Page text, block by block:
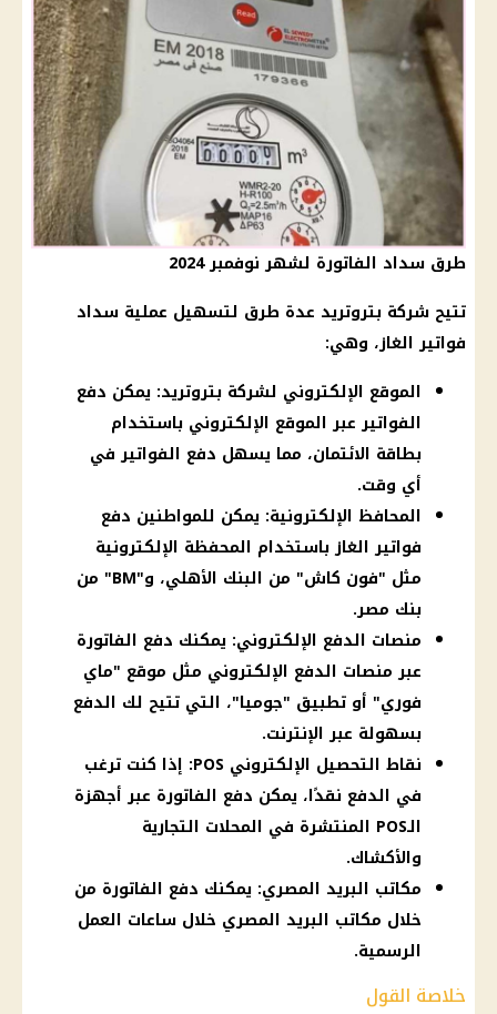
طرق سداد الفاتورة لشهر نوفمبر 2024
تتيح شركة بتروتريد عدة طرق لتسهيل عملية سداد
فواتير الغاز، وهي:
الموقع الإلكتروني لشركة بتروتريد: يمكن دفع
الفواتير عبر الموقع الإلكتروني باستخدام
بطاقة الائتمان، مما يسهل دفع الفواتير في
أي وقت.
المحافظ الإلكترونية: يمكن للمواطنين دفع
فواتير الغاز باستخدام المحفظة الإلكترونية
مثل "فون كاش" من البنك الأهلي، و"BM" من
بنك مصر.
منصات الدفع الإلكتروني: يمكنك دفع الفاتورة
عبر منصات الدفع الإلكتروني مثل موقع "ماي
فوري" أو تطبيق "جوميا"، التي تتيح لك الدفع
بسهولة عبر الإنترنت.
نقاط التحصيل الإلكتروني POS: إذا كنت ترغب
في الدفع نقدًا، يمكن دفع الفاتورة عبر أجهزة
الـPOS المنتشرة في المحلات التجارية
والأكشاك.
مكاتب البريد المصري: يمكنك دفع الفاتورة من
خلال مكاتب البريد المصري خلال ساعات العمل
الرسمية.
خلاصة القول